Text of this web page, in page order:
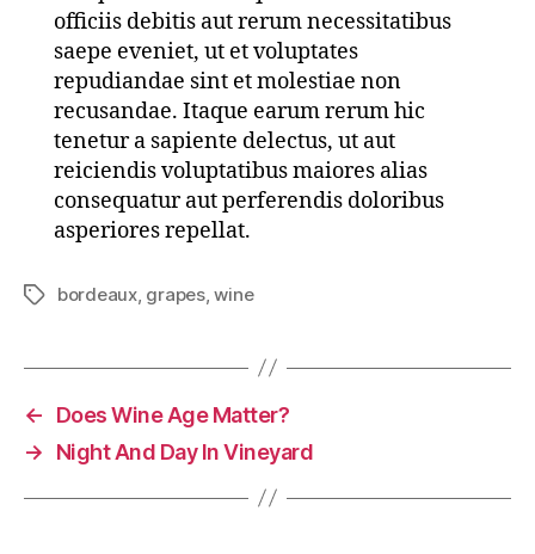
officiis debitis aut rerum necessitatibus
saepe eveniet, ut et voluptates
repudiandae sint et molestiae non
recusandae. Itaque earum rerum hic
tenetur a sapiente delectus, ut aut
reiciendis voluptatibus maiores alias
consequatur aut perferendis doloribus
asperiores repellat.
Tagsbordeaux, grapes,wine
←
Does Wine Age Matter?
→
Night And Day In Vineyard